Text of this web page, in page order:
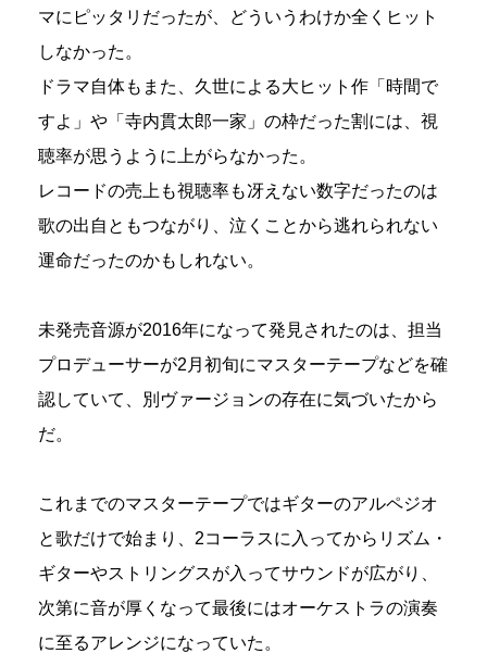
マにピッタリだったが、どういうわけか全くヒット
しなかった。
ドラマ自体もまた、久世による大ヒット作「時間で
すよ」や「寺内貫太郎一家」の枠だった割には、視
聴率が思うように上がらなかった。
レコードの売上も視聴率も冴えない数字だったのは
歌の出自ともつながり、泣くことから逃れられない
運命だったのかもしれない。
未発売音源が2016年になって発見されたのは、担当
プロデューサーが2月初旬にマスターテープなどを確
認していて、別ヴァージョンの存在に気づいたから
だ。
これまでのマスターテープではギターのアルペジオ
と歌だけで始まり、2コーラスに入ってからリズム・
ギターやストリングスが入ってサウンドが広がり、
次第に音が厚くなって最後にはオーケストラの演奏
に至るアレンジになっていた。